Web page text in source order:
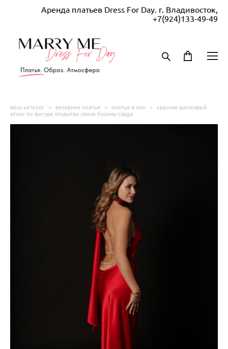
Аренда платьев Dress For Day. г. Владивосток,
+7(924)133-49-49
весь каталог > вечерние платья > платья в пол >
красное шелковый
атлас по фигуре открытая спина бусины сзади